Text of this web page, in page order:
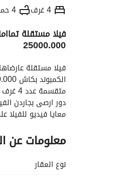
4 غرف 4 حمامات
التفاصيل
فيلا مستقلة
25000.000
الكمبوند بكاش 25000.000
متقسمة عدد 4 غرف + ريسيبشن كبير و تراس +مطبخ امريكاني
دور ارصى بجاردن
معايا فيديو للفيلا
معلومات عن
نوع العقار